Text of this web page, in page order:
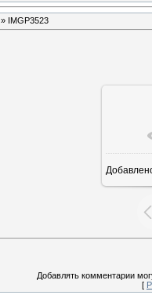
» IMGP3523
Добавлять комментарии
[